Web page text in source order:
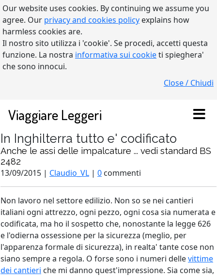
Our website uses cookies. By continuing we assume you
agree. Our privacy and cookies policy explains how
harmless cookies are.
Il nostro sito utilizza i 'cookie'. Se procedi, accetti questa
funzione. La nostra informativa sui cookieti spieghera'
che sono innocui.
Close / Chiudi
Viaggiare Leggeri
In Inghilterra tutto e' codificato
Anche le assi delle impalcature ... vedi standard BS
2482
13/09/2015 | Claudio_VL | 0 commenti
Non lavoro nel settore edilizio. Non so se nei cantieri
italiani ogni attrezzo, ogni pezzo, ogni cosa sia numerata e
codificata, ma ho il sospetto che, nonostante la legge 626
e l'odierna ossessione per la sicurezza (meglio, per
l'apparenza formale di sicurezza), in realta' tante cose non
siano sempre a regola. O forse sono i numeri dellevittime
dei cantieri che mi danno quest'impressione. Sia come sia,